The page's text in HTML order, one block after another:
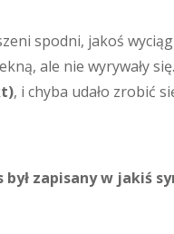
spodni, jakoś
ale nie wyrywały
, i chyba udało zrobić
zapisany w jakiś